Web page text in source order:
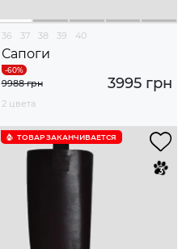
36 37 38 39 40
Сапоги
3995 грн
9988 грн
2 цвета
ТОВАР ЗАКАНЧИВАЕТСЯ